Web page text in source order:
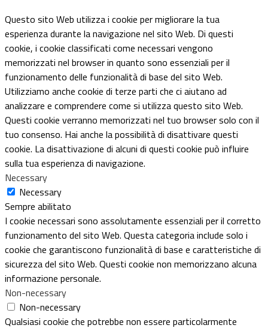
Questo sito Web utilizza i cookie per migliorare la tua
esperienza durante la navigazione nel sito Web. Di questi
cookie, i cookie classificati come necessari vengono
memorizzati nel browser in quanto sono essenziali per il
funzionamento delle funzionalità di base del sito Web.
Utilizziamo anche cookie di terze parti che ci aiutano ad
analizzare e comprendere come si utilizza questo sito Web.
Questi cookie verranno memorizzati nel tuo browser solo con il
tuo consenso. Hai anche la possibilità di disattivare questi
cookie. La disattivazione di alcuni di questi cookie può influire
sulla tua esperienza di navigazione.
Necessary
Necessary
Sempre abilitato
I cookie necessari sono assolutamente essenziali per il corretto
funzionamento del sito Web. Questa categoria include solo i
cookie che garantiscono funzionalità di base e caratteristiche di
sicurezza del sito Web. Questi cookie non memorizzano alcuna
informazione personale.
Non-necessary
Non-necessary
Qualsiasi cookie che potrebbe non essere particolarmente